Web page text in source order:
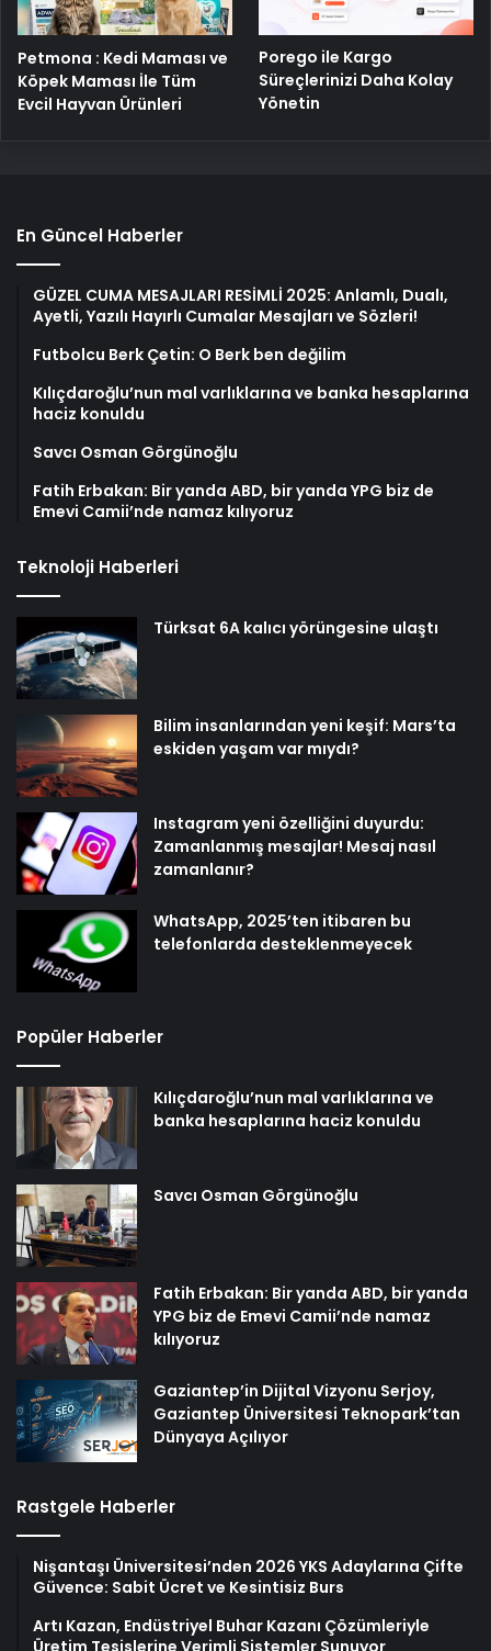
Petmona : Kedi Maması ve
Köpek Maması İle Tüm
Evcil Hayvan Ürünleri
Porego ile Kargo
Süreçlerinizi Daha Kolay
Yönetin
En Güncel Haberler
GÜZEL CUMA MESAJLARI RESİMLİ 2025: Anlamlı, Dualı,
Ayetli, Yazılı Hayırlı Cumalar Mesajları ve Sözleri!
Futbolcu Berk Çetin: O Berk ben değilim
Kılıçdaroğlu’nun mal varlıklarına ve banka hesaplarına
haciz konuldu
Savcı Osman Görgünoğlu
Fatih Erbakan: Bir yanda ABD, bir yanda YPG biz de
Emevi Camii’nde namaz kılıyoruz
Teknoloji Haberleri
Türksat 6A kalıcı yörüngesine ulaştı
Bilim insanlarından yeni keşif: Mars’ta
eskiden yaşam var mıydı?
Instagram yeni özelliğini duyurdu:
Zamanlanmış mesajlar! Mesaj nasıl
zamanlanır?
WhatsApp, 2025’ten itibaren bu
telefonlarda desteklenmeyecek
Popüler Haberler
Kılıçdaroğlu’nun mal varlıklarına ve
banka hesaplarına haciz konuldu
Savcı Osman Görgünoğlu
Fatih Erbakan: Bir yanda ABD, bir yanda
YPG biz de Emevi Camii’nde namaz
kılıyoruz
Gaziantep’in Dijital Vizyonu Serjoy,
Gaziantep Üniversitesi Teknopark’tan
Dünyaya Açılıyor
Rastgele Haberler
Nişantaşı Üniversitesi’nden 2026 YKS Adaylarına Çifte
Güvence: Sabit Ücret ve Kesintisiz Burs
Artı Kazan, Endüstriyel Buhar Kazanı Çözümleriyle
Üretim Tesislerine Verimli Sistemler Sunuyor